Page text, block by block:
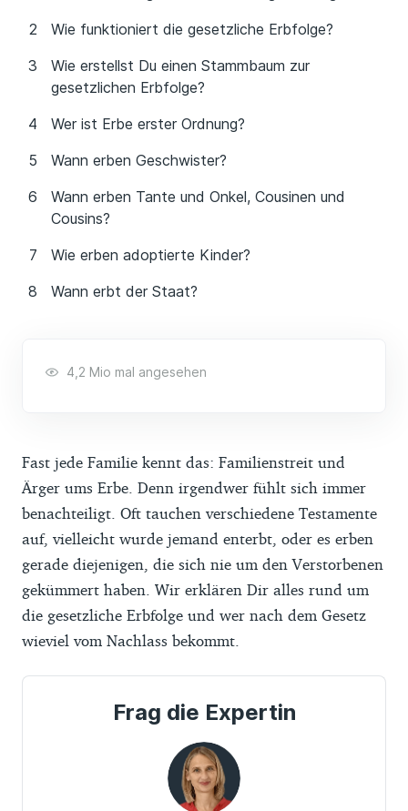
Wie funktioniert die gesetzliche Erbfolge?
Wie erstellst Du einen Stammbaum zur
gesetzlichen Erbfolge?
Wer ist Erbe erster Ordnung?
Wann erben Geschwister?
Wann erben Tante und Onkel, Cousinen und
Cousins?
Wie erben adoptierte Kinder?
Wann erbt der Staat?
4,2 Mio mal angesehen
Fast jede Familie kennt das: Familienstreit und
Ärger ums Erbe. Denn irgendwer fühlt sich immer
benachteiligt. Oft tauchen verschiedene Testamente
auf, vielleicht wurde jemand enterbt, oder es erben
gerade diejenigen, die sich nie um den Verstorbenen
gekümmert haben. Wir erklären Dir alles rund um
die gesetzliche Erbfolge und wer nach dem Gesetz
wieviel vom Nachlass bekommt.
Frag die Expertin